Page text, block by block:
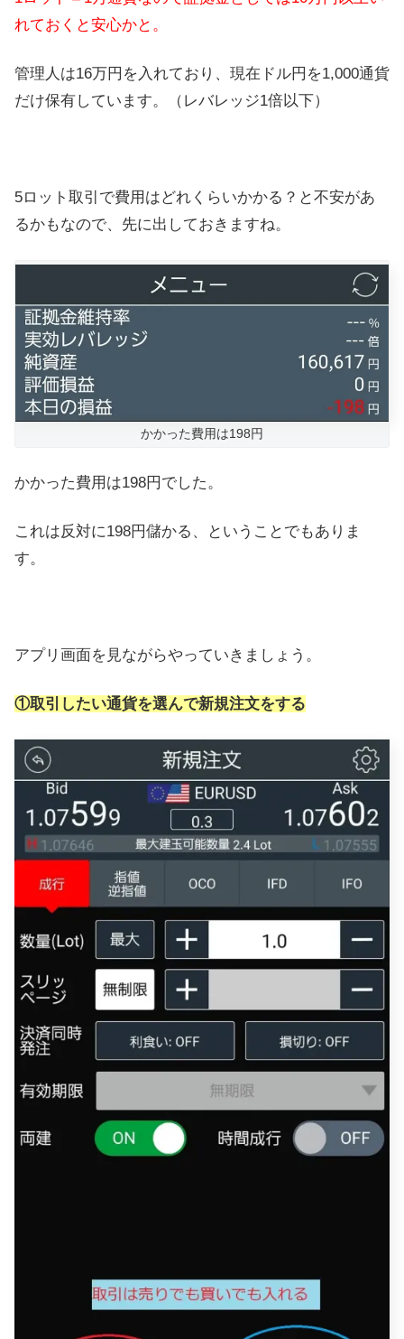
れておくと安心かと。
管理人は16万円を入れており、現在ドル円を1,000通貨
だけ保有しています。（レバレッジ1倍以下）
5ロット取引で費用はどれくらいかかる？と不安があ
るかもなので、先に出しておきますね。
かかった費用は198円
かかった費用は198円でした。
これは反対に198円儲かる、ということでもありま
す。
アプリ画面を見ながらやっていきましょう。
①取引したい通貨を選んで新規注文をする